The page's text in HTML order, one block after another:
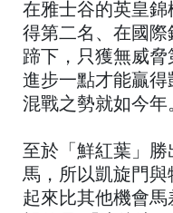
在雅士谷的英皇
得第二名、在國際
蹄下，只獲無威
進步一點才能贏
混戰之勢就如今年
至於「鮮紅葉」
馬，所以凱旋門
起來比其他機會